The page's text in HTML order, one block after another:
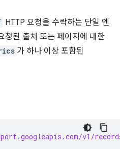
HTTP 요청을 수락하는 단일 엔
청된 출처 또는 페이지에 대한
가 하나 이상 포함된
v1/